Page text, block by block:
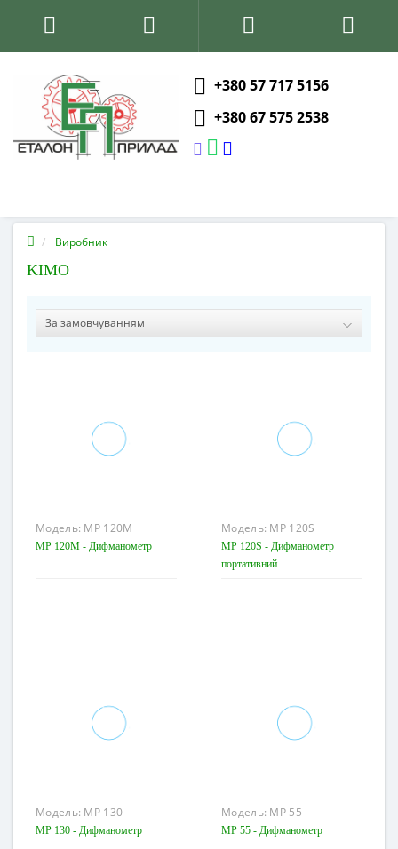
+380 57 717 5156
+380 67 575 2538
Виробник
KIMO
Модель: MP 120M
MP 120M - Дифманометр
Модель: MP 120S
MP 120S - Дифманометр
портативний
Модель: MP 130
MP 130 - Дифманометр
Модель: MP 55
MP 55 - Дифманометр